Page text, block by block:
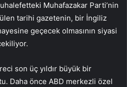
Muhafazakar Parti’nin
tarihi gazetenin, bir İngiliz
geçecek olmasının siyasi
son üç yıldır büyük bir
Daha önce ABD merkezli özel